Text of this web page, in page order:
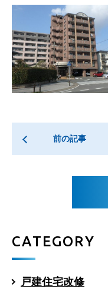
前の記事
CATEGORY
戸建住宅改修